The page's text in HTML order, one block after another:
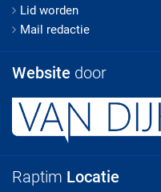
Lid worden
Mail redactie
Website door
Raptim Locatie